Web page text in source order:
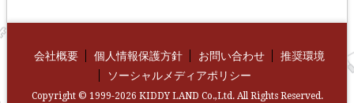
会社概要 個人情報保護方針 お問い合わせ
推奨環境
ソーシャルメディアポリシー
Copyright © 1999-2026 KIDDY LAND Co.,Ltd. All Rights Reserved.